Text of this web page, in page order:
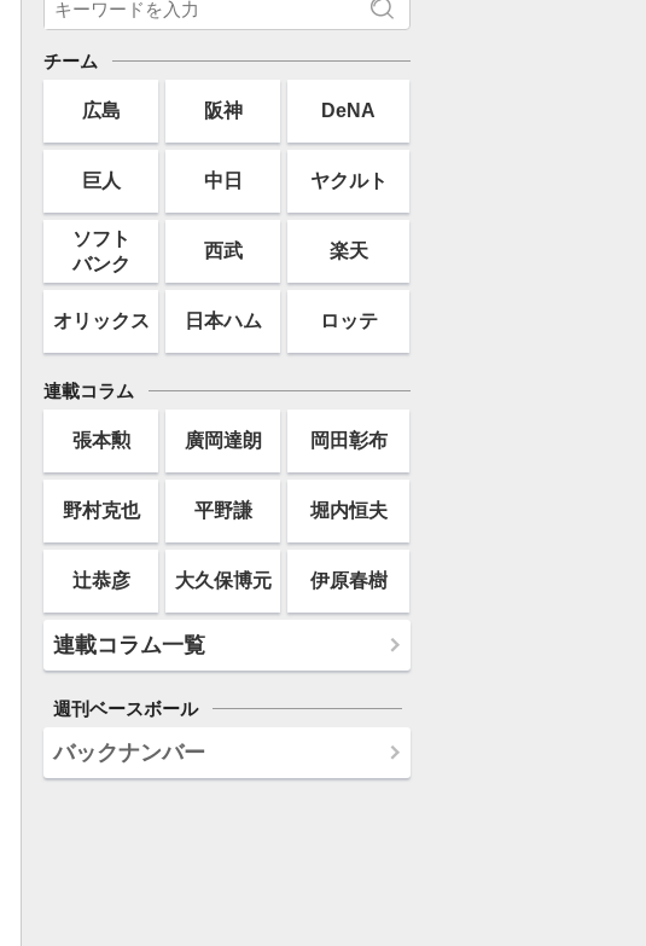
チーム
広島 阪神 DeNA
巨人 中日 ヤクルト
ソフト
バンク
西武 楽天
オリックス 日本ハム ロッテ
連載コラム
張本勲 廣岡達朗 岡田彰布
野村克也 平野謙 堀内恒夫
辻恭彦 大久保博元 伊原春樹
連載コラム一覧
週刊ベースボール
バックナンバー